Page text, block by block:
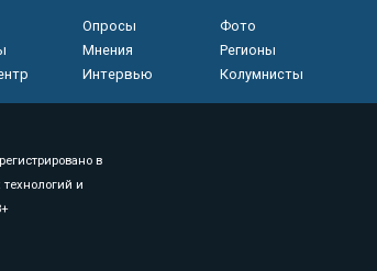
Опросы
Фото
Мнения
Регионы
Интервью Колумнисты
в
и